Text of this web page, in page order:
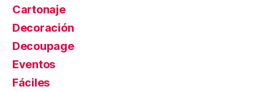
Cartonaje
Decoración
Decoupage
Eventos
Fáciles